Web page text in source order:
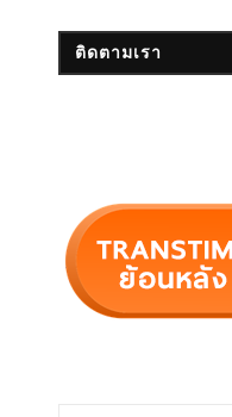
ติดตามเรา